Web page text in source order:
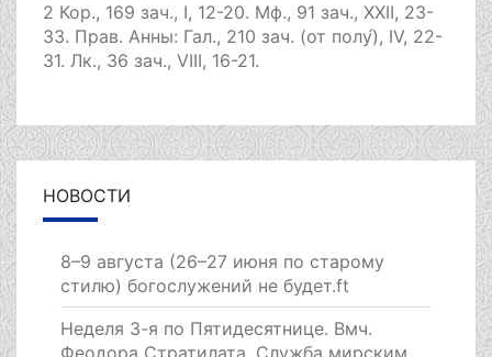
2 Кор., 169 зач., I, 12-20. Мф., 91 зач., XXII, 23-
33. Прав. Анны: Гал., 210 зач. (от полу́), IV, 22-
31. Лк., 36 зач., VIII, 16-21.
НОВОСТИ
8–9 августа (26–27 июня по старому
стилю) богослужений не будет.ft
Неделя 3-я по Пятидесятнице. Вмч.